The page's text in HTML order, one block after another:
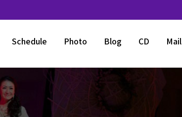
Schedule Photo Blog CD Mail